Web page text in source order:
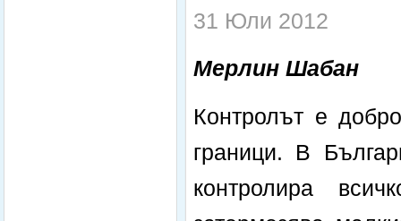
31 Юли 2012
Мерлин Шабан
Контролът е
граници. В
контролира